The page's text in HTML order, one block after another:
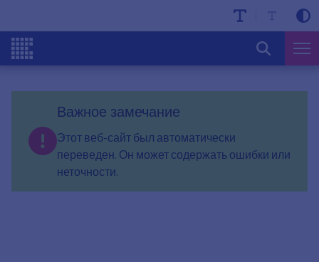
Важное замечание
Этот веб-сайт был автоматически
переведен. Он может содержать ошибки или
неточности.